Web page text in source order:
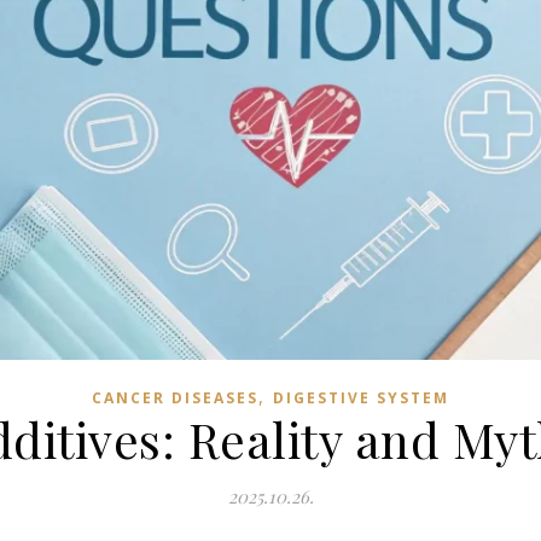
CANCER DISEASES, DIGESTIVE SYSTEM
Reality and
2025.10.26.